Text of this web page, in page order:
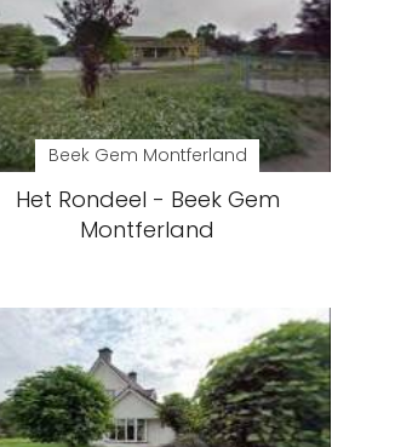
Beek Gem Montferland
Het Rondeel - Beek Gem
Montferland